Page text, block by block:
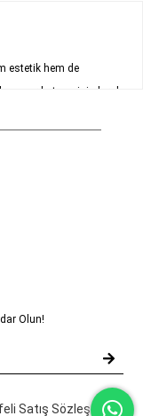
estetik hem de
kategorisi olarak
Edilir?
ve sağlığa dost
küpe arayışında
sayesinde gün boyu
yalnızca estetik değil,
Olun!
Satış Sözleşmesi